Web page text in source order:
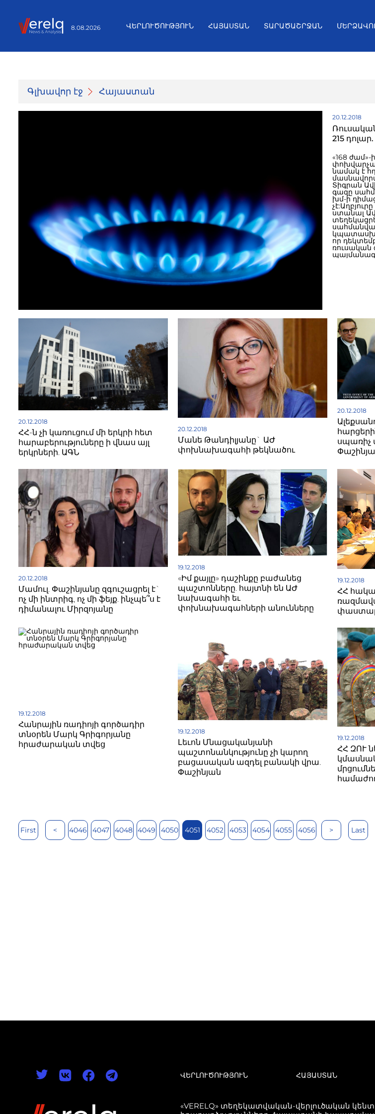
8.08.2026 ՎԵՐԼՈՒԾՈՒԹՅՈՒՆ ՀԱՅԱՍՏԱՆ ՏԱՐԱԾԱՇՐՋԱՆ
Գլխավոր էջ Հայաստան
20.12.2018
215
«168 ժամ»-
նամակ է
Տիգրան
գազը
խմ-ի
ստանալ
որ
սահմանին
20.12.2018
ՀՀ-ն չի կառուցում մի երկրի հետ
հարաբերություները ի վնաս այլ
երկրների. ԱԳՆ
20.12.2018
Մանե Թանդիլյանը` ԱԺ
փոխնախագահի թեկնածու
20.12.2018
20.12.2018
Մամուլ. Փաշինյանը զգուշացրել է`
ոչ մի ինտրիգ, ոչ մի ֆեյք. ինչպե՞ս է
դիմանալու Միրզոյանը
19.12.2018
«Իմ քայլը» դաշինքը բաժանեց
պաշտոնները. հայտնի են ԱԺ
նախագահի եւ
փոխնախագահների անունները
19.12.2018
ՀՀ
19.12.2018
Հանրային ռադիոյի գործադիր
տնօրեն Մարկ Գրիգորյանը
հրաժարական տվեց
19.12.2018
Լեւոն Մնացականյանի
պաշտոնանկությունը չի կարող
բացասական ազդել բանակի վրա.
Փաշինյան
19.12.2018
ՀՀ ԶՈՒ
First < 4046 4047 4048 4049 4050 4051 4052 4053 4054 4055 4056 > Last
ՎԵՐԼՈՒԾՈՒԹՅՈՒՆ ՀԱՅԱՍՏԱՆ
«VERELQ» տեղեկատվական-վերլուծական